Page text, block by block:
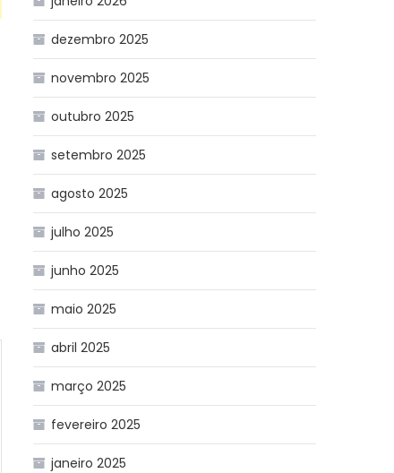
dezembro 2025
novembro 2025
outubro 2025
setembro 2025
agosto 2025
julho 2025
junho 2025
maio 2025
abril 2025
março 2025
fevereiro 2025
janeiro 2025